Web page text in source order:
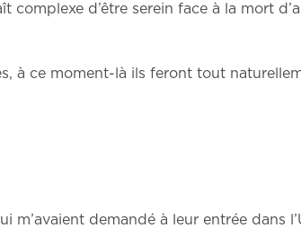
d’être serein face à la mort
à ce moment-là ils feront tout
m’avaient demandé à leur entrée dans